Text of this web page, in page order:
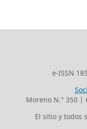
e-ISSN
Moreno N.° 350 |
El sitio y todos